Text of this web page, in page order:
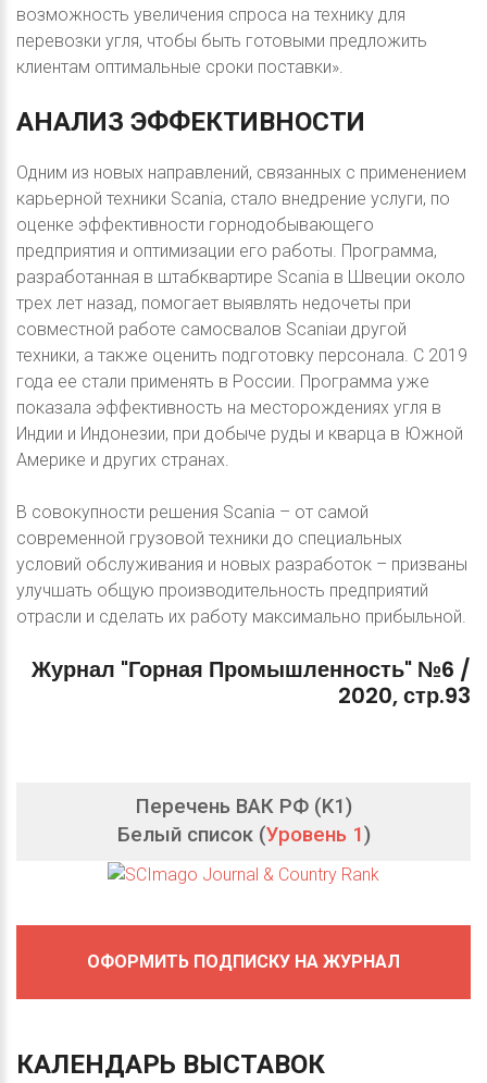
возможность увеличения спроса на технику для
перевозки угля, чтобы быть готовыми предложить
клиентам оптимальные сроки поставки».
АНАЛИЗ ЭФФЕКТИВНОСТИ
Одним из новых направлений, связанных с применением
карьерной техники Scania, стало внедрение услуги, по
оценке эффективности горнодобывающего
предприятия и оптимизации его работы. Программа,
разработанная в штабквартире Scania в Швеции около
трех лет назад, помогает выявлять недочеты при
совместной работе самосвалов Scaniaи другой
техники, а также оценить подготовку персонала. С 2019
года ее стали применять в России. Программа уже
показала эффективность на месторождениях угля в
Индии и Индонезии, при добыче руды и кварца в Южной
Америке и других странах.
В совокупности решения Scania – от самой
современной грузовой техники до специальных
условий обслуживания и новых разработок – призваны
улучшать общую производительность предприятий
отрасли и сделать их работу максимально прибыльной.
Журнал "Горная Промышленность" №6 /
2020,стр.93
Перечень ВАК РФ (K1)
Белый список (Уровень 1)
ОФОРМИТЬ ПОДПИСКУ НА ЖУРНАЛ
КАЛЕНДАРЬ ВЫСТАВОК